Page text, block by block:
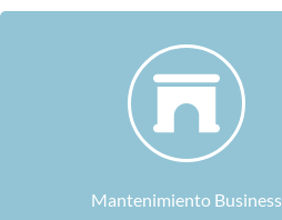
Mantenimiento Business